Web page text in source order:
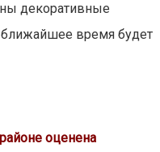
декоративные
ближайшее время будет
оценена